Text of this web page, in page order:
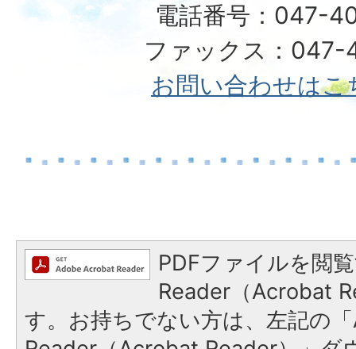
電話番号：047-
ファックス：047-
お問い合わせはこ
PDFファイルを閲
Reader（Acrobat
す。お持ちでない方は、左記の